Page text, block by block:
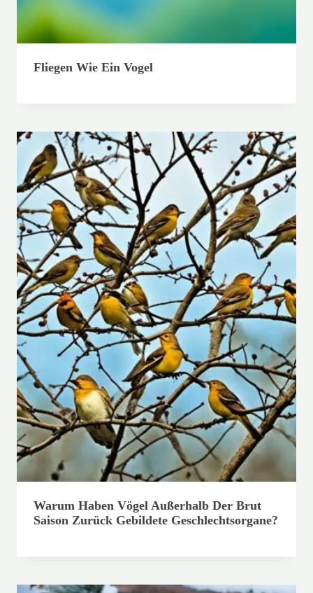
Fliegen Wie Ein Vogel
Warum Haben Vögel Außerhalb Der Brut
Saison Zurück Gebildete Geschlechtsorgane?